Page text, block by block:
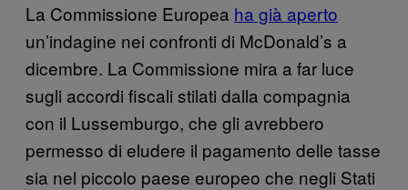
La Commissione Europea ha già aperto
un’indagine nei confronti di McDonald’s a
dicembre. La Commissione mira a far luce
sugli accordi fiscali stilati dalla compagnia
con il Lussemburgo, che gli avrebbero
permesso di eludere il pagamento delle tasse
sia nel piccolo paese europeo che negli Stati